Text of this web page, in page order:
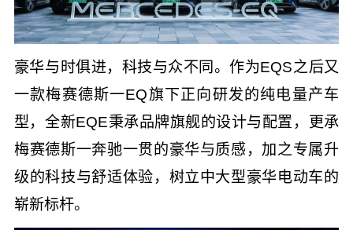
豪华与时俱进，科技与众不同。作为EQS之后又
一款梅赛德斯一EQ旗下正向研发的纯电量产车
型，全新EQE秉承品牌旗舰的设计与配置，更承
梅赛德斯一奔驰一贯的豪华与质感，加之专属升
级的科技与舒适体验，树立中大型豪华电动车的
崭新标杆。